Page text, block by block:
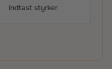
Indtast styrker
høj kvalitet – til
med dit køb.
og